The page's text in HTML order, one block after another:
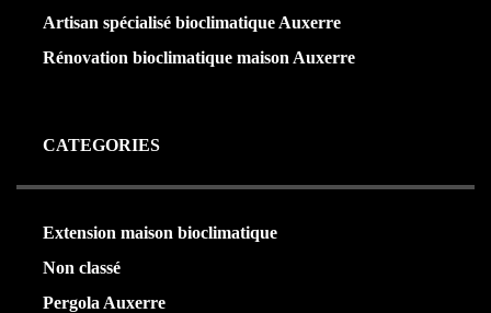
Artisan spécialisé bioclimatique Auxerre
Rénovation bioclimatique maison Auxerre
CATEGORIES
Extension maison bioclimatique
Non classé
Pergola Auxerre